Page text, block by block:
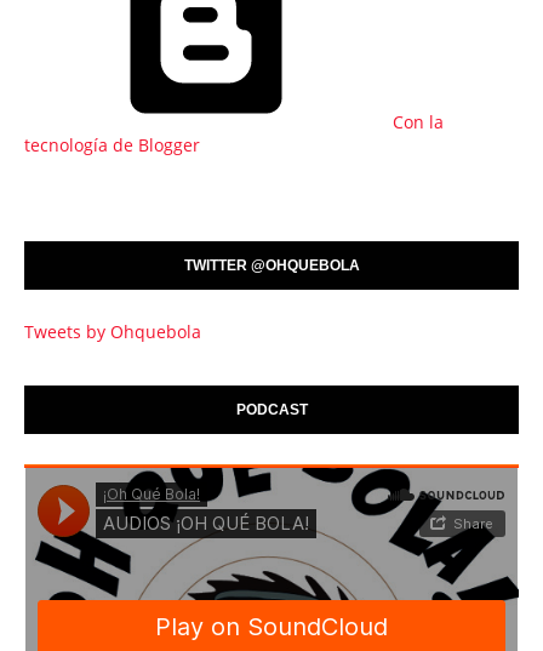
Con la
tecnología de Blogger
TWITTER @OHQUEBOLA
Tweets by Ohquebola
PODCAST